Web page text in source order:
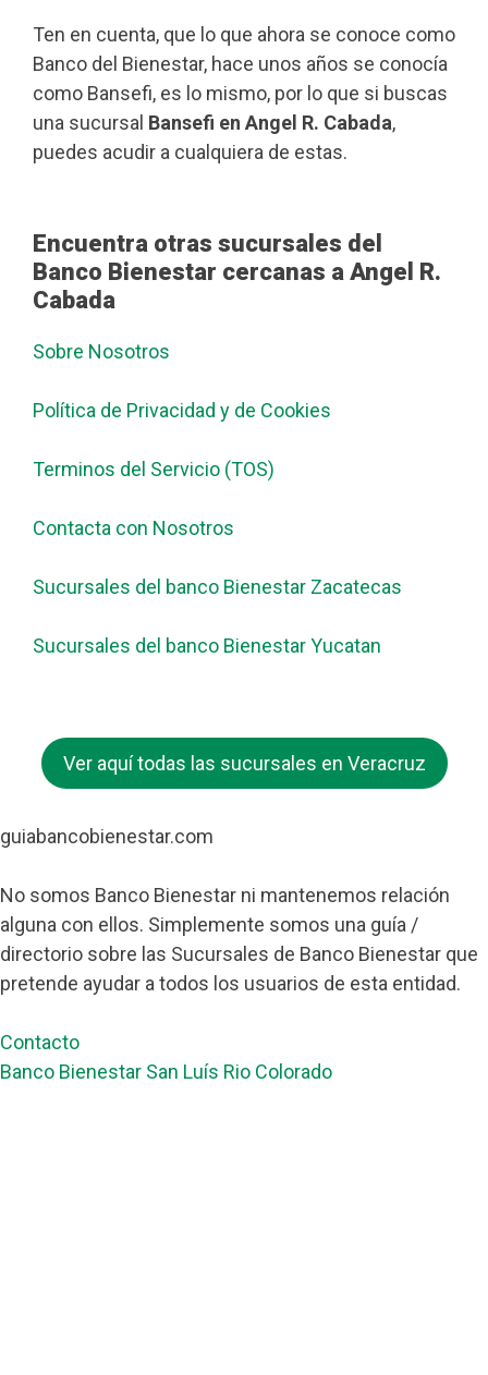
Ten en cuenta, que lo que ahora se conoce como
Banco del Bienestar, hace unos años se conocía
como Bansefi, es lo mismo, por lo que si buscas
una sucursal Bansefi en Angel R. Cabada,
puedes acudir a cualquiera de estas.
Encuentra otras sucursales del
Banco Bienestar cercanas a Angel R.
Cabada
Sobre Nosotros
Política de Privacidad y de Cookies
Terminos del Servicio (TOS)
Contacta con Nosotros
Sucursales del banco Bienestar Zacatecas
Sucursales del banco Bienestar Yucatan
Ver aquí todas las sucursales en Veracruz
guiabancobienestar.com
No somos Banco Bienestar ni mantenemos relación
alguna con ellos. Simplemente somos una guía /
directorio sobre las Sucursales de Banco Bienestar que
pretende ayudar a todos los usuarios de esta entidad.
Contacto
Banco Bienestar San Luís Rio Colorado